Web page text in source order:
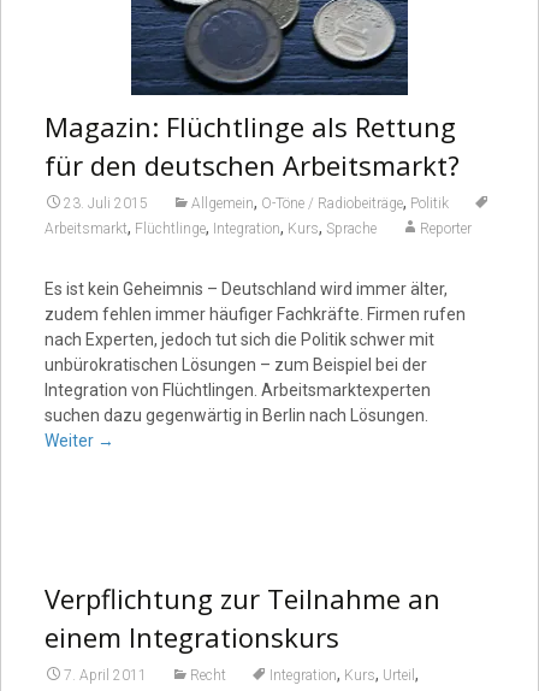
Magazin: Flüchtlinge als Rettung
für den deutschen Arbeitsmarkt?
23. Juli 2015 Allgemein, O-Töne / Radiobeiträge, Politik
Arbeitsmarkt, Flüchtlinge, Integration, Kurs, Sprache Reporter
Es ist kein Geheimnis – Deutschland wird immer älter,
zudem fehlen immer häufiger Fachkräfte. Firmen rufen
nach Experten, jedoch tut sich die Politik schwer mit
unbürokratischen Lösungen – zum Beispiel bei der
Integration von Flüchtlingen. Arbeitsmarktexperten
suchen dazu gegenwärtig in Berlin nach Lösungen.
Weiter →
Verpflichtung zur Teilnahme an
einem Integrationskurs
7. April 2011 Recht Integration, Kurs, Urteil ,